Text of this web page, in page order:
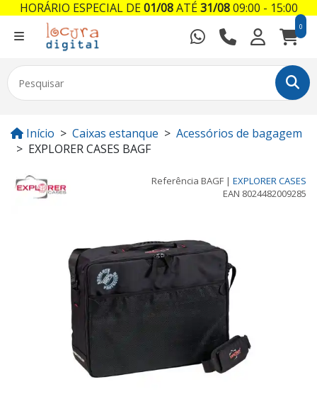
0
Início Caixas estanque
Acessórios de bagagem
EXPLORER CASES BAGF
Referência BAGF | EXPLORER CASES
EAN 8024482009285
HORÁRIO ESPECIAL DE01/08ATÉ31/0809:00 - 15:00